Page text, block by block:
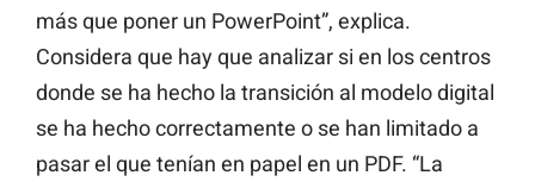
más que poner un PowerPoint”, explica.
Considera que hay que analizar si en los centros
donde se ha hecho la transición al modelo digital
se ha hecho correctamente o se han limitado a
pasar el que tenían en papel en un PDF. “La